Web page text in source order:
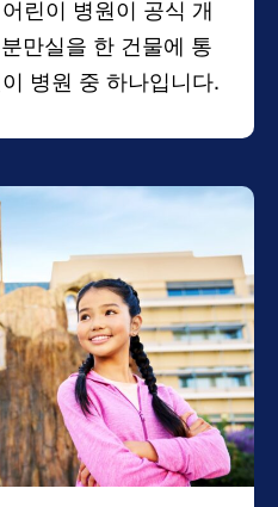
린이 병원이 공식 개
만실을 한 건물에 통
병원 중 하나입니다.